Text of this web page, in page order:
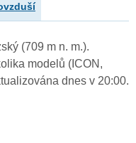
(709 m n. m.).
modelů (ICON,
dnes v 20:00.